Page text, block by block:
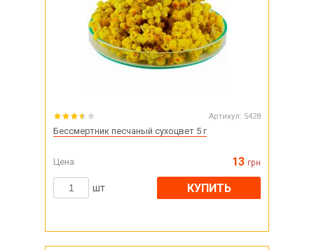
Артикул: 5428
Бессмертник песчаный сухоцвет 5 г
Цена 13 грн
шт КУПИТЬ